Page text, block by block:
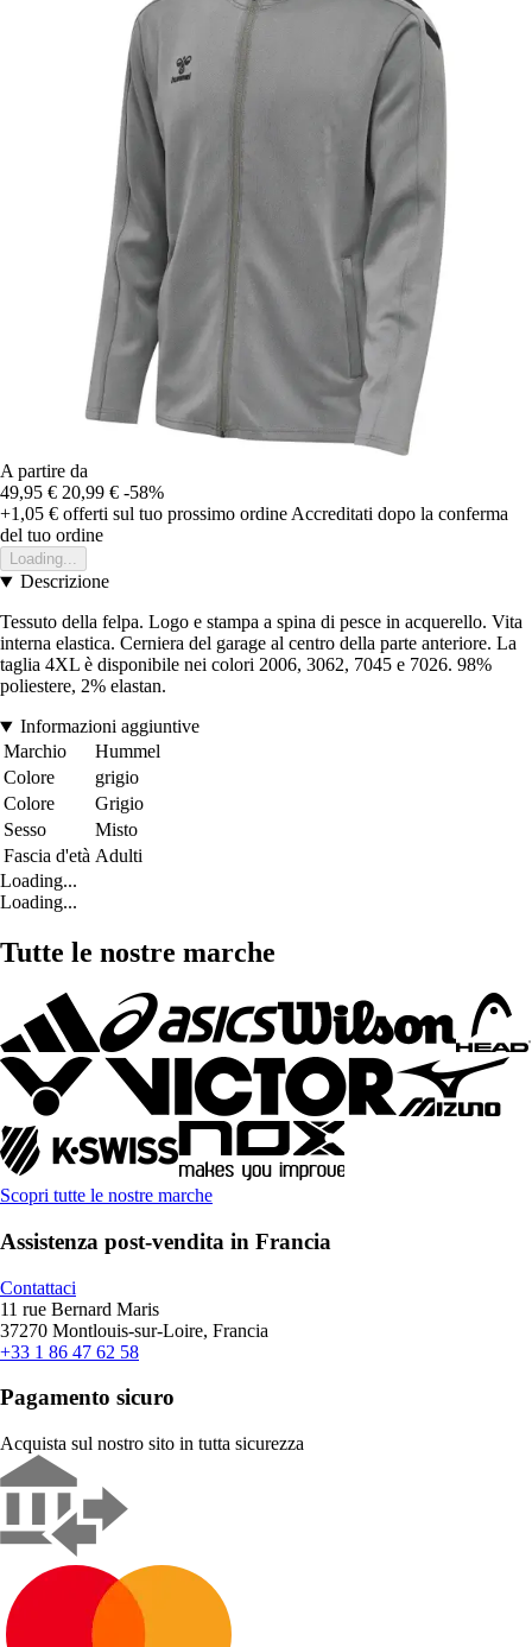
A partire da
49,95 € 20,99 € -58%
+1,05 € offerti sul tuo prossimo ordineAccreditati dopo la conferma
del tuo ordine
Loading...
Descrizione
Tessuto della felpa. Logo e stampa a spina di pesce in acquerello. Vita
interna elastica. Cerniera del garage al centro della parte anteriore. La
taglia 4XL è disponibile nei colori 2006, 3062, 7045 e 7026. 98%
poliestere, 2% elastan.
Informazioni aggiuntive
Marchio
Hummel
Colore
grigio
Colore
Grigio
Sesso
Misto
Fascia d'età Adulti
Loading...
Loading...
Tutte le nostre marche
Scopri tutte le nostre marche
Assistenza post-vendita in Francia
Contattaci
11 rue Bernard Maris
37270 Montlouis-sur-Loire, Francia
+33 1 86 47 62 58
Pagamento sicuro
Acquista sul nostro sito in tutta sicurezza